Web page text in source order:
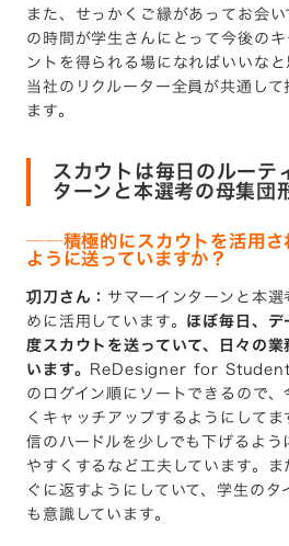
また、せっかくご縁があってお会
の時間が学生さんにとって今後の
ントを得られる場になればいいなと
当社のリクルーター全員が共通し
ます。
スカウトは毎日のルーテ
ターンと本選考の母集団
──積極的にスカウトを活用さ
ように送っていますか？
㓛刀さん： サマーインターンと本
めに活用しています。 ほぼ毎日、
度スカウトを送っていて、日々の
います。 ReDesigner for Student
のログイン順にソートできるので
くキャッチアップするようにして
信のハードルを少しでも下げるよ
やすくするなど工夫しています。
ぐに返すようにしていて、学生の
も意識しています。